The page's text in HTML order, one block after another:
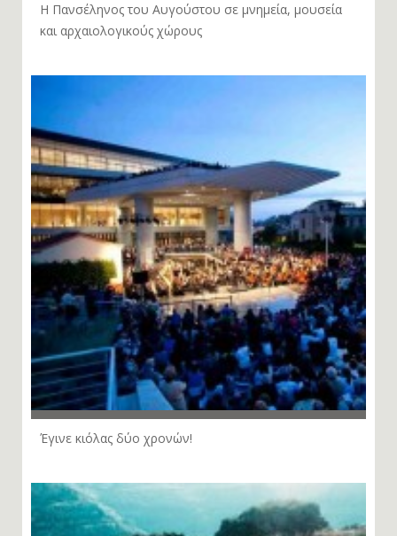
Η Πανσέληνος του Αυγούστου σε μνημεία, μουσεία
και αρχαιολογικούς χώρους
Έγινε κιόλας δύο χρονών!